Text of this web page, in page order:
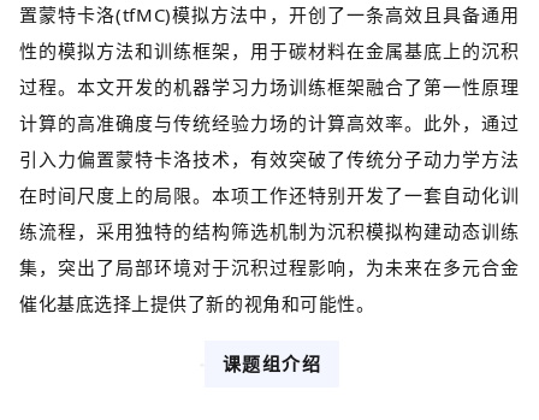
置蒙特卡洛(tfMC)模拟方法中，开创了一条高效且具备通用
性的模拟方法和训练框架，用于碳材料在金属基底上的沉积
过程。本文开发的机器学习力场训练框架融合了第一性原理
计算的高准确度与传统经验力场的计算高效率。此外，通过
引入力偏置蒙特卡洛技术，有效突破了传统分子动力学方法
在时间尺度上的局限。本项工作还特别开发了一套自动化训
练流程，采用独特的结构筛选机制为沉积模拟构建动态训练
集，突出了局部环境对于沉积过程影响，为未来在多元合金
催化基底选择上提供了新的视角和可能性。
课题组介绍